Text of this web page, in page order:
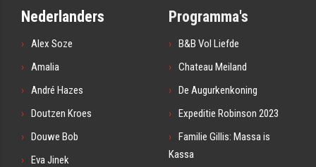
Nederlanders
Alex Soze
Amalia
André Hazes
Doutzen Kroes
Douwe Bob
Eva Jinek
Programma's
B&B Vol Liefde
Chateau Meiland
De Augurkenkoning
Expeditie Robinson 2023
Familie Gillis: Massa is
Kassa